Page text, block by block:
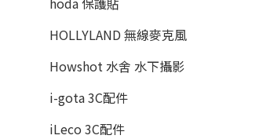
HOLLYLAND 無線麥克風
Howshot 水舍 水下攝影
i-gota 3C配件
iLeco 3C配件